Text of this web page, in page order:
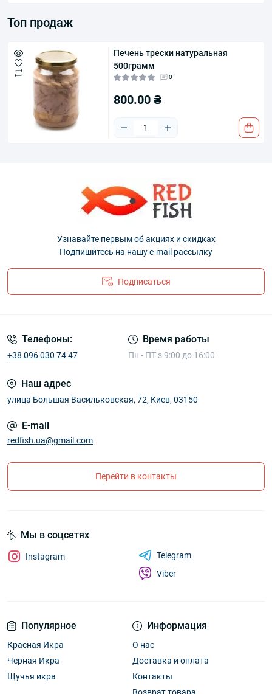
Топ продаж
Печень трески натуральная
500грамм
0
800.00 ₴
Узнавайте первым об акциях и скидках
Подпишитесь на нашу e-mail рассылку
Подписаться
Телефоны:
+38 096 030 74 47
Время работы
Пн - ПТ з 9:00 до 16:00
Наш адрес
улица Большая Васильковская, 72, Киев, 03150
E-mail
redfish.ua@gmail.com
Перейти в контакты
Популярное
Красная Икра
Черная Икра
Щучья икра
Информация
О нас
Доставка и оплата
Контакты
Мы в соцсетях
Instagram
Telegram
Viber